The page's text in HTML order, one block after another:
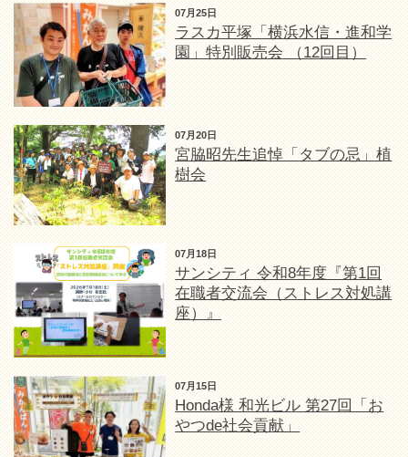
07月25日
ラスカ平塚「横浜水信・進和学
園」特別販売会 （12回目）
07月20日
宮脇昭先生追悼「タブの忌」植
樹会
07月18日
サンシティ 令和8年度『第1回
在職者交流会（ストレス対処講
座）』
07月15日
Honda様 和光ビル 第27回「お
やつde社会貢献」